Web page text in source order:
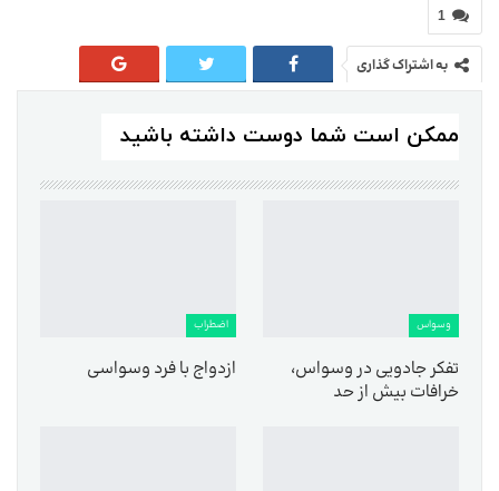
1
به اشتراک گذاری
ممکن است شما دوست داشته باشید
وسواس
تفکر جادویی در وسواس،
خرافات بیش از حد
اضطراب
ازدواج با فرد وسواسی